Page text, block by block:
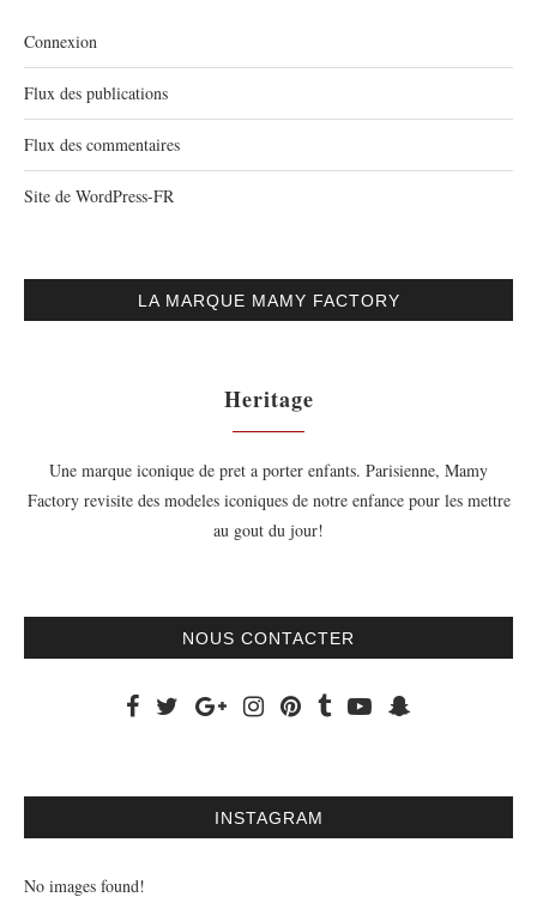
Connexion
Flux des publications
Flux des commentaires
Site de WordPress-FR
LA MARQUE MAMY FACTORY
Heritage
Une marque iconique de pret a porter enfants. Parisienne, Mamy
Factory revisite des modeles iconiques de notre enfance pour les mettre
au gout du jour!
NOUS CONTACTER
INSTAGRAM
No images found!